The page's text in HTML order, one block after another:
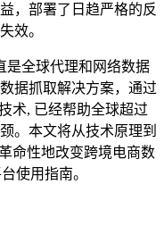
，部署了日趋严格的反
效。
是全球代理和网络数据
据抓取解决方案，通过
术, 已经帮助全球超过
。本文将从技术原理到
命性地改变跨境电商数
使用指南。